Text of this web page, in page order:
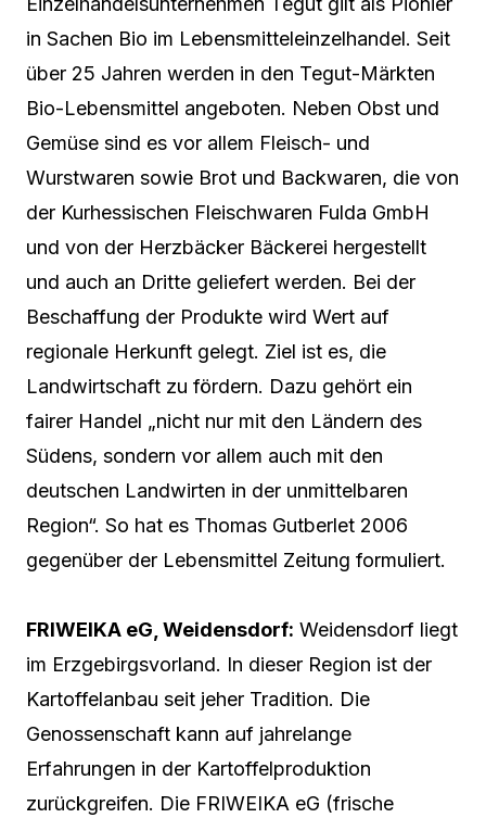
in Sachen Bio im Lebensmitteleinzelhandel. Seit
über 25 Jahren werden in den Tegut-Märkten
Bio-Lebensmittel angeboten. Neben Obst und
Gemüse sind es vor allem Fleisch- und
Wurstwaren sowie Brot und Backwaren, die von
der Kurhessischen Fleischwaren Fulda GmbH
und von der Herzbäcker Bäckerei hergestellt
und auch an Dritte geliefert werden. Bei der
Beschaffung der Produkte wird Wert auf
regionale Herkunft gelegt. Ziel ist es, die
Landwirtschaft zu fördern. Dazu gehört ein
fairer Handel „nicht nur mit den Ländern des
Südens, sondern vor allem auch mit den
deutschen Landwirten in der unmittelbaren
Region“. So hat es Thomas Gutberlet 2006
gegenüber der Lebensmittel Zeitung formuliert.
FRIWEIKA eG, Weidensdorf: Weidensdorf liegt
im Erzgebirgsvorland. In dieser Region ist der
Kartoffelanbau seit jeher Tradition. Die
Genossenschaft kann auf jahrelange
Erfahrungen in der Kartoffelproduktion
zurückgreifen. Die FRIWEIKA eG (frische